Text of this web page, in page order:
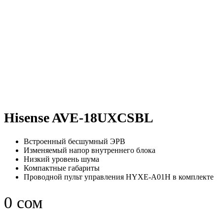
Hisense AVE-18UXCSBL
Встроенный бесшумный ЭРВ
Изменяемый напор внутреннего блока
Низкий уровень шума
Компактные габариты
Проводной пульт управления HYXE-A01H в комплекте
0 сом